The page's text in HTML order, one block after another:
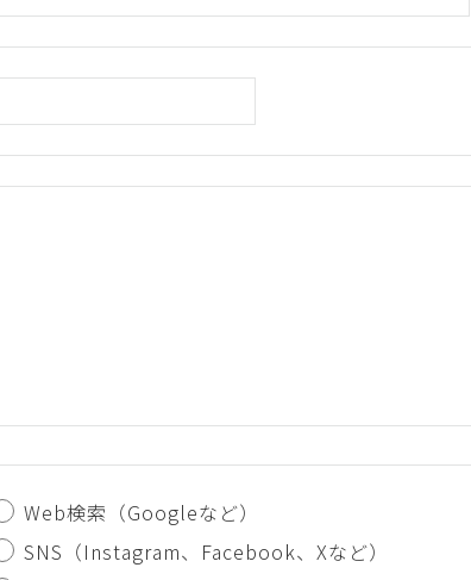
Web検索（Googleなど）
SNS（Instagram、Facebook、Xなど）